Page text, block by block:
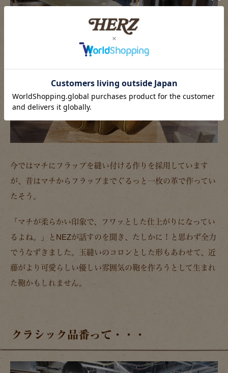
今ではマチにフラップを縫い付ける作りを採用しています
が、昔はマチからフラップまでぐるっと一枚の革で作ってい
たそう。
「マチが柔らかい印象で、フワッとした仕上がりになってい
るよね。」とNEZが話すのを聞き、たしかに！と思わず全力
でうなずきました。玉縫いのコロンとした形もあわせて、近
藤がより可愛らしい優しい雰囲気の鞄を作ろうとして生まれ
た鞄かもしれません。
クラシック品番って・・・